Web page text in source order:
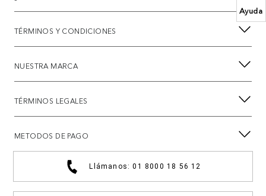
Ayuda
TÉRMINOS Y CONDICIONES
NUESTRA MARCA
TÉRMINOS LEGALES
METODOS DE PAGO
Llámanos: 01 8000 18 56 12